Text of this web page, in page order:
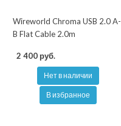
Wireworld Chroma USB 2.0 A-
B Flat Cable 2.0m
2 400 руб.
Нет в наличии
В избранное